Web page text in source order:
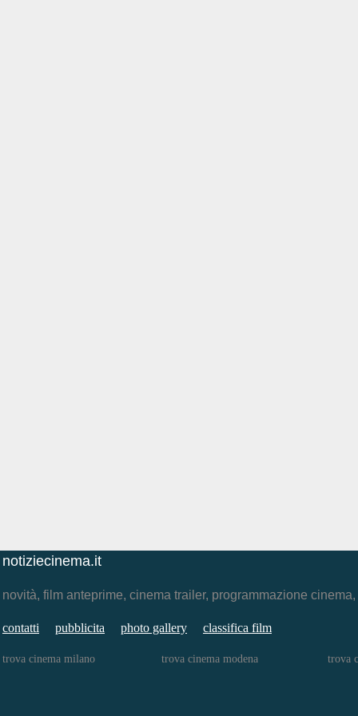
notiziecinema.it
novità, film anteprime, cinema trailer, programmazione
contatti pubblicita photo gallery classifica film
trova cinema milano trova cinema modena trova